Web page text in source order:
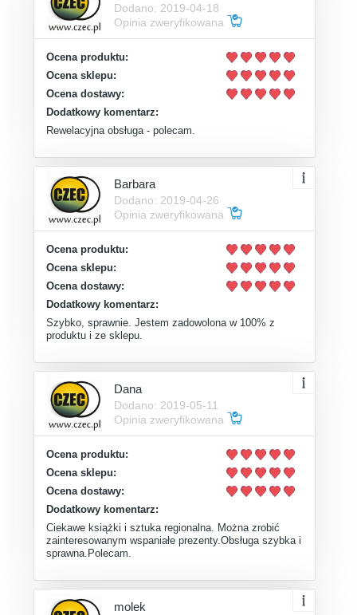
Dodano: 2019-04-18
Opinia zweryfikowana
Ocena produktu:
Ocena sklepu:
Ocena dostawy:
Dodatkowy komentarz:
Rewelacyjna obsługa - polecam.
Barbara
Dodano: 2019-04-26
Opinia zweryfikowana
Ocena produktu:
Ocena sklepu:
Ocena dostawy:
Dodatkowy komentarz:
Szybko, sprawnie. Jestem zadowolona w 100% z
produktu i ze sklepu.
Dana
Dodano: 2019-05-11
Opinia zweryfikowana
Ocena produktu:
Ocena sklepu:
Ocena dostawy:
Dodatkowy komentarz:
Ciekawe książki i sztuka regionalna. Można zrobić
zainteresowanym wspaniałe prezenty.Obsługa szybka i
sprawna.Polecam.
molek